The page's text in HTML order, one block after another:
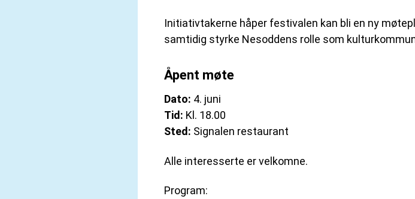
Initiativtakerne håper festivalen kan bli en ny
samtidig styrke Nesoddens rolle som
Åpent møte
Dato: 4. juni
Tid: Kl. 18.00
Sted: Signalen restaurant
Alle interesserte er velkomne.
Program: